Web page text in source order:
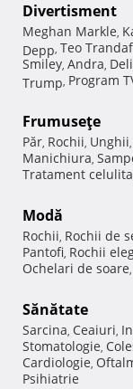
Divertisment
Meghan Markle,
Depp, Teo
Smiley, Andra,
Trump, Program
Frumuseţe
Păr, Rochii, Unghii,
Manichiura,
Tratament celulita
Modă
Rochii, Rochii de
Pantofi, Rochii
Ochelari de soare,
Sănătate
Sarcina, Ceaiuri,
Stomatologie,
Cardiologie,
Psihiatrie